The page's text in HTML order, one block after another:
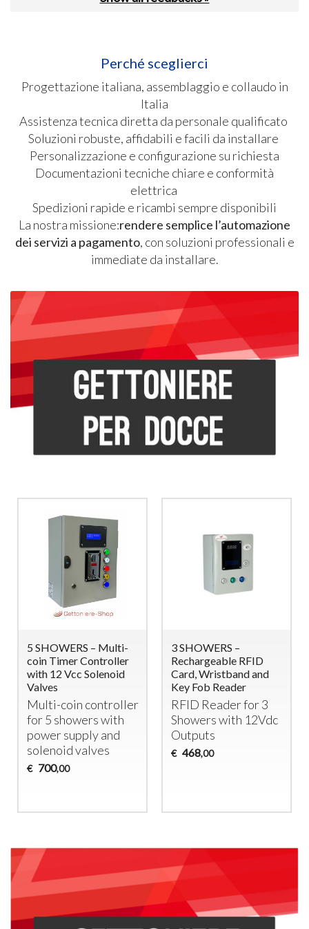
Perché sceglierci
Progettazione italiana, assemblaggio e collaudo in
Italia
Assistenza tecnica diretta da personale qualificato
Soluzioni robuste, affidabili e facili da installare
Personalizzazione e configurazione su richiesta
Documentazioni tecniche chiare e conformità
elettrica
Spedizioni rapide e ricambi sempre disponibili
La nostra missione:rendere semplice l’automazione
dei servizi a pagamento, con soluzioni professionali e
immediate da installare.
2 SHOWERS – Multi-
Coin Timer Controller
with Solenoid Valves
Multi-Coin Timer
Controller for 2
Showers
€ 438,00
Gettoniera per 8
Lavatrici (o 4 Lavatrici
e 4 Asciugatrici)
Gettoniera a
Monete per 8
Lavatrici o
Asciugatrici –
Controllo